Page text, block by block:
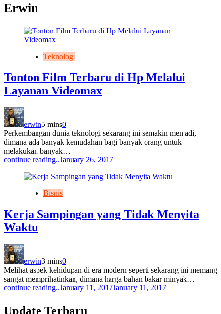
Erwin
Teknologi
Tonton Film Terbaru di Hp Melalui
Layanan Videomax
erwin5 mins0
Perkembangan dunia teknologi sekarang ini semakin menjadi,
dimana ada banyak kemudahan bagi banyak orang untuk
melakukan banyak…
continue reading..January 26, 2017
Bisnis
Kerja Sampingan yang Tidak Menyita
Waktu
erwin3 mins0
Melihat aspek kehidupan di era modern seperti sekarang ini memang
sangat memprihatinkan, dimana harga bahan bakar minyak…
continue reading..January 11, 2017January 11, 2017
Update Terbaru